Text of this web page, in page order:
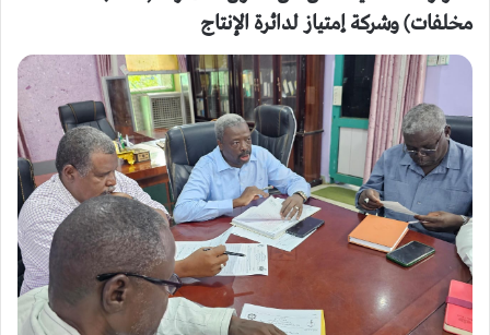
مخلفات) وشركة إمتياز لدائرة الإنتاج